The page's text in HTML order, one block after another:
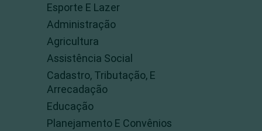
Esporte E Lazer
Administração
Agricultura
Assistência Social
Cadastro, Tributação, E
Arrecadação
Educação
Planejamento E Convênios